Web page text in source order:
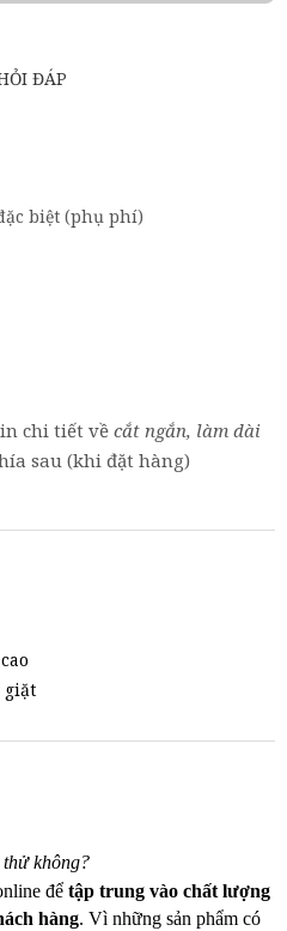
ĐÁP
đặc biệt (phụ phí)
chi tiết về cắt ngắn, làm dài
sau (khi đặt hàng)
giặt
không?
để tập trung vào chất lượng
hàng. Vì những sản phẩm có